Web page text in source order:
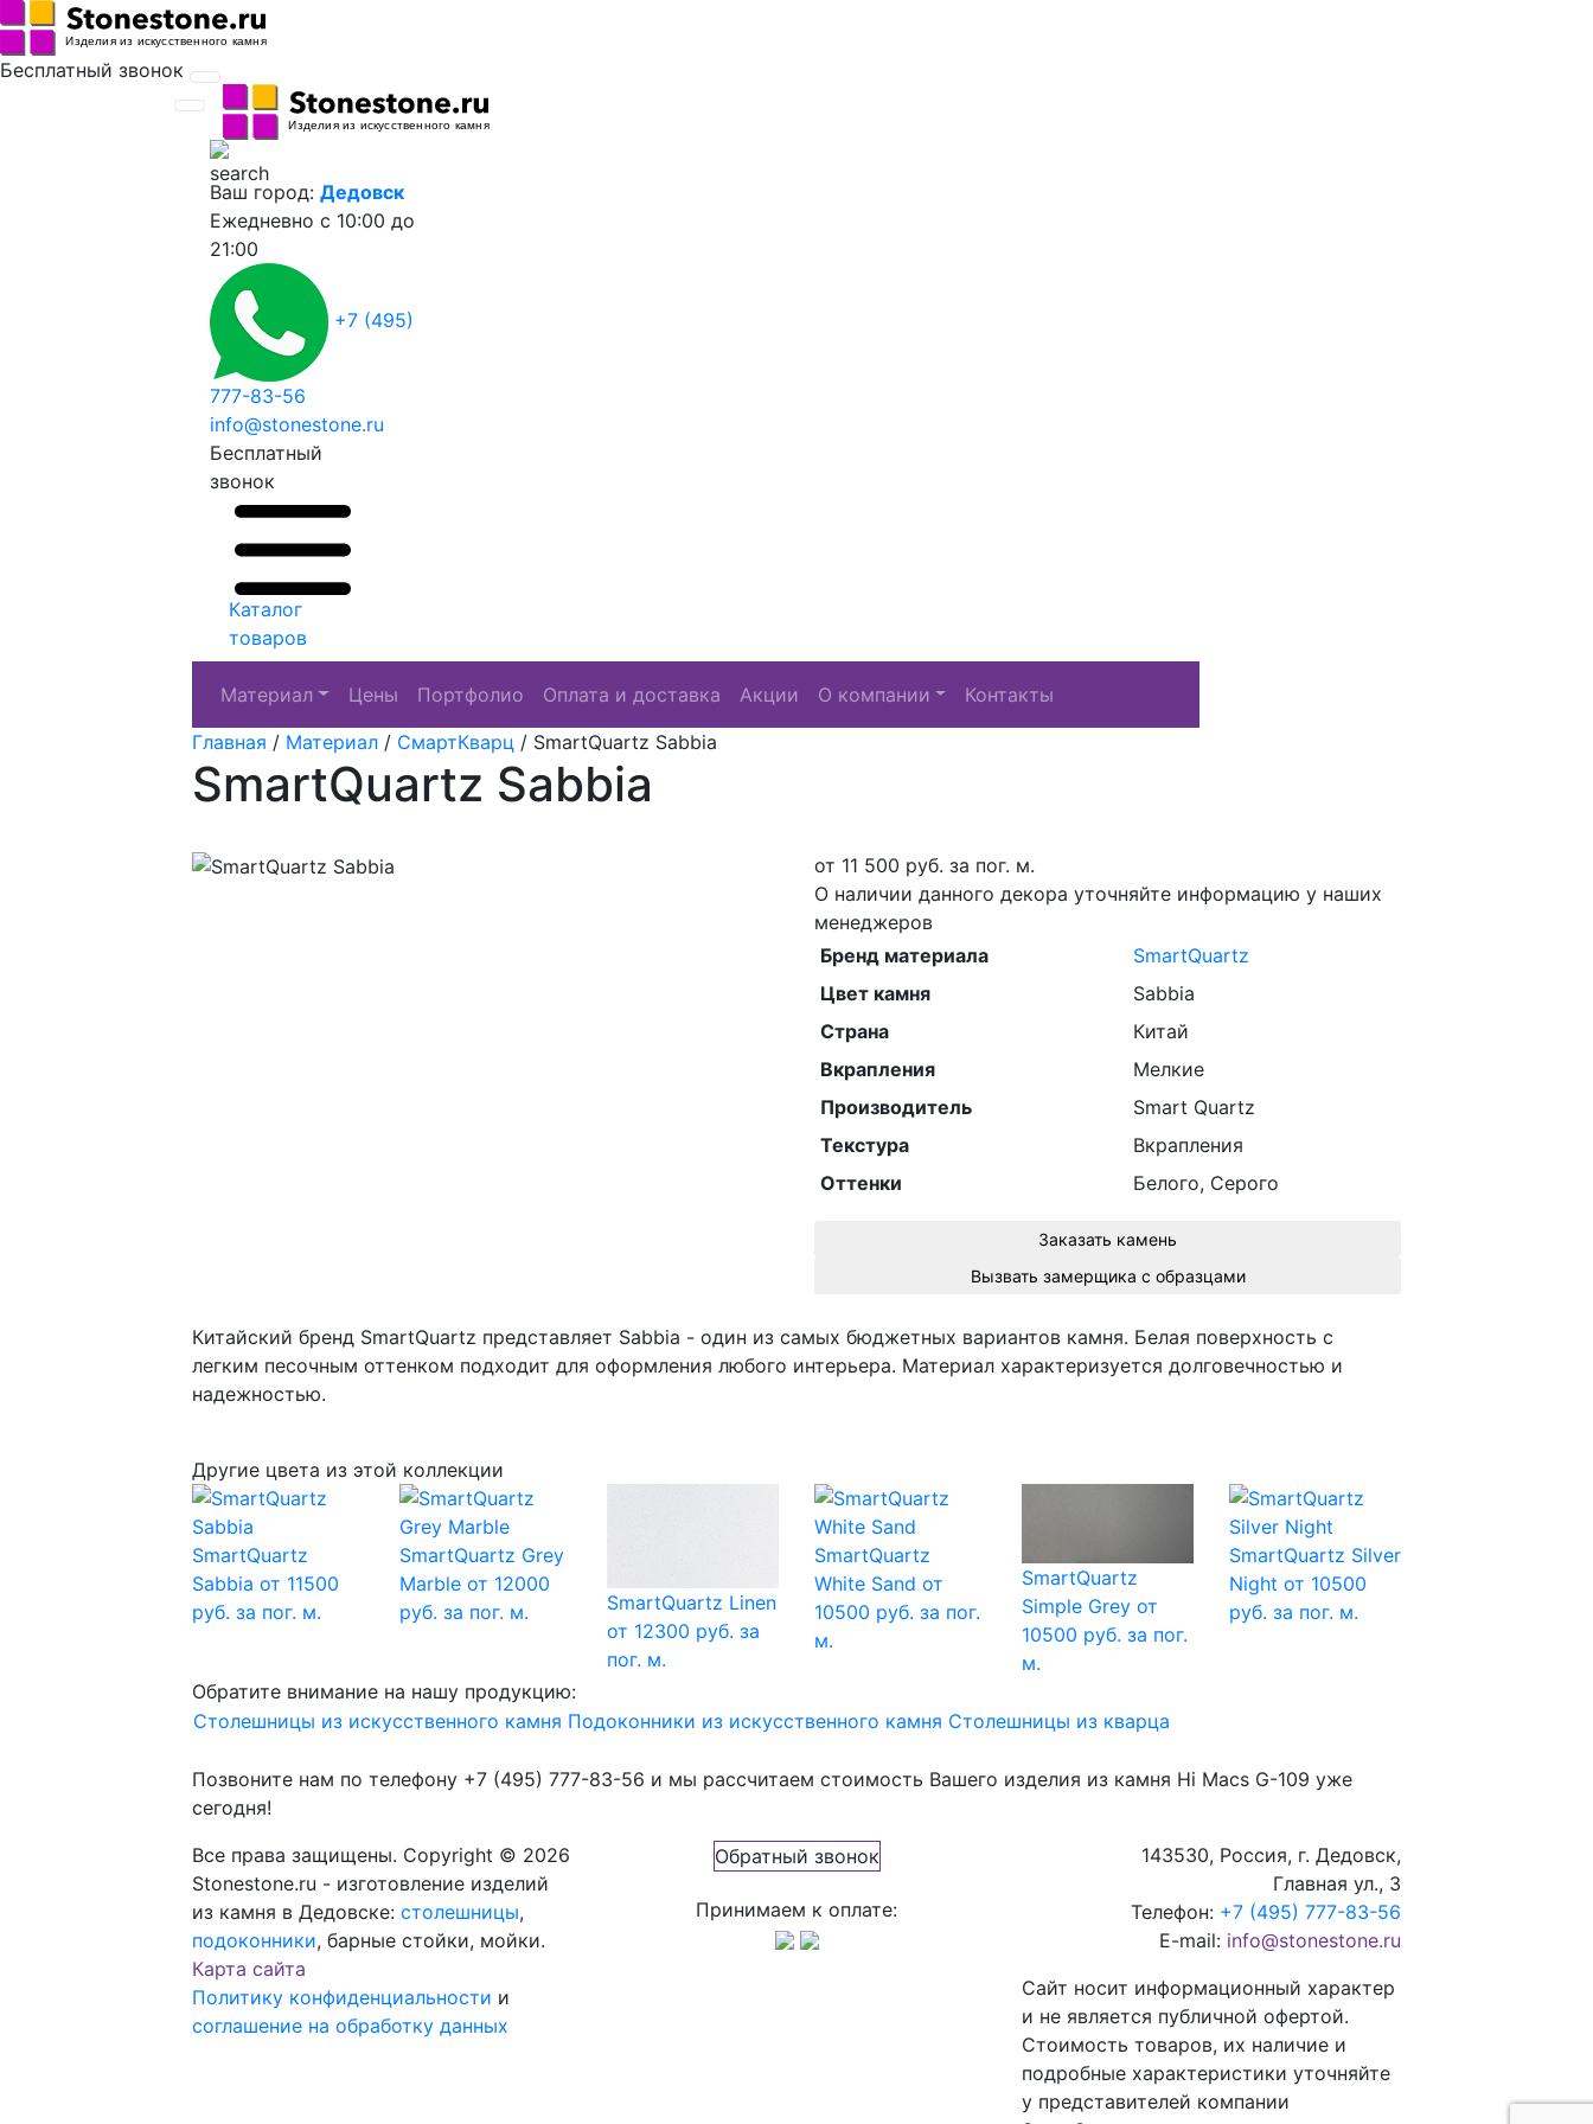
Бесплатный звонок
Ваш город: Дедовск
Ежедневно с 10:00 до
21:00
+7 (495)
777-83-56
info@stonestone.ru
Бесплатный
звонок
Каталог
товаров
Материал Цены Портфолио Оплата и доставка Акции О компании
Контакты
Главная / Материал / СмартКварц / SmartQuartz Sabbia
SmartQuartz Sabbia
от 11 500 руб. за пог. м.
О наличии данного декора уточняйте информацию у наших
менеджеров
Бренд материала
SmartQuartz
Цвет камня
Sabbia
Страна
Китай
Вкрапления
Мелкие
Производитель
Smart Quartz
Текстура
Вкрапления
Оттенки
Белого, Серого
Заказать камень
Вызвать замерщика с образцами
Китайский бренд SmartQuartz представляет Sabbia - один из самых бюджетных вариантов камня. Белая поверхность с
легким песочным оттенком подходит для оформления любого интерьера. Материал характеризуется долговечностью и
надежностью.
Другие цвета из этой коллекции
SmartQuartz
Sabbia от 11500
руб. за пог. м.
SmartQuartz Grey
Marble от 12000
руб. за пог. м.
SmartQuartz Linen
от 12300 руб. за
пог. м.
SmartQuartz
White Sand от
10500 руб. за пог.
м.
SmartQuartz
Simple Grey от
10500 руб. за пог.
м.
SmartQuartz Silver
Night от 10500
руб. за пог. м.
Обратите внимание на нашу продукцию:
Столешницы из искусственного камня Подоконники из искусственного камня Столешницы из кварца
Позвоните нам по телефону +7 (495) 777-83-56 и мы рассчитаем стоимость Вашего изделия из камня Hi Macs G-109 уже
сегодня!
Все права защищены. Copyright © 2026
Stonestone.ru - изготовление изделий
из камня в Дедовске: столешницы,
подоконники, барные стойки, мойки.
Карта сайта
Политику конфиденциальности и
соглашение на обработку данных
Обратный звонок
Принимаем к оплате:
143530, Россия, г. Дедовск,
Главная ул., 3
Телефон: +7 (495) 777-83-56
E-mail: info@stonestone.ru
Сайт носит информационный характер
и не является публичной офертой.
Стоимость товаров, их наличие и
подробные характеристики уточняйте
у представителей компании